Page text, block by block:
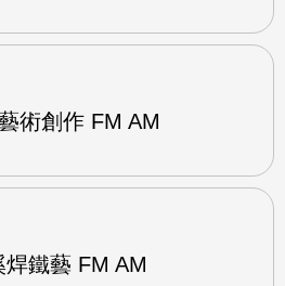
術創作 FM AM
鐵藝 FM AM